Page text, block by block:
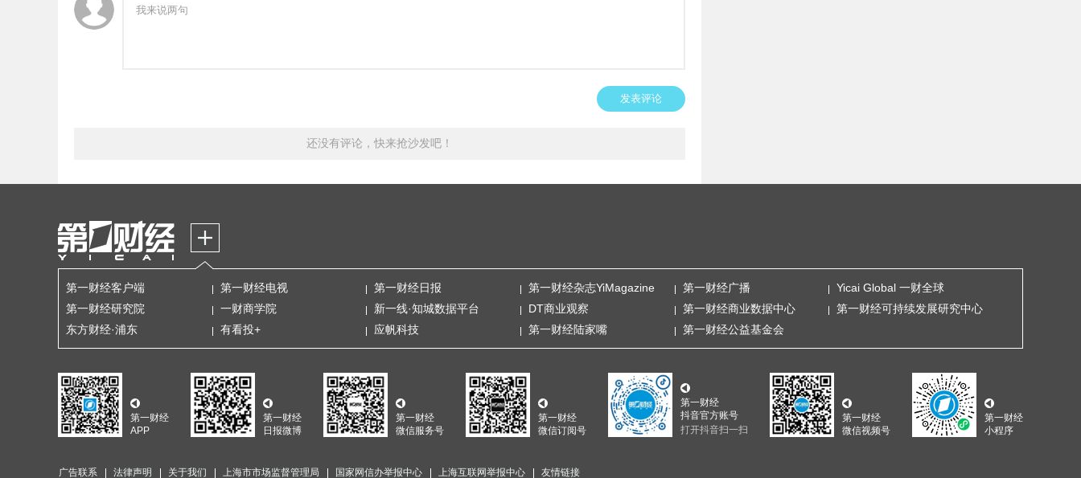
发表评论
还没有评论，快来抢沙发吧！
第一财经客户端 第一财经电视 第一财经日报 第一财经杂志YiMagazine 第一财经广播
Yicai Global 一财全球
第一财经研究院
一财商学院 新一线·知城数据平台 DT商业观察 第一财经商业数据中心
第一财经可持续发展研究中心
东方财经·浦东
有看投+ 应帆科技 第一财经陆家嘴 第一财经公益基金会
第一财经
APP
第一财经
日报微博
第一财经
微信服务号
第一财经
微信订阅号
第一财经
抖音官方账号
打开抖音扫一扫
第一财经
微信视频号
第一财经
小程序
广告联系 法律声明 关于我们 上海市市场监督管理局 国家网信办举报中心 上海互联网举报中心 友情链接